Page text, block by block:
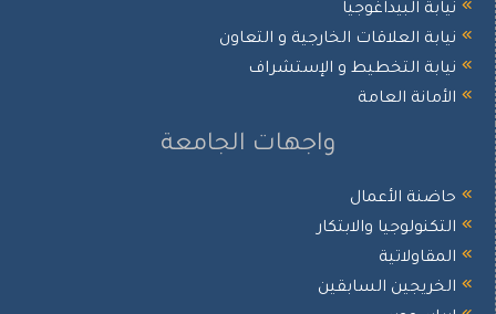
نيابة البيداغوجيا
نيابة العلاقات الخارجية و التعاون
نيابة التخطيط و الإستشراف
الأمانة العامة
واجهات الجامعة
حاضنة الأعمال
التكنولوجيا والابتكار
المقاولاتية
الخريجين السابقين